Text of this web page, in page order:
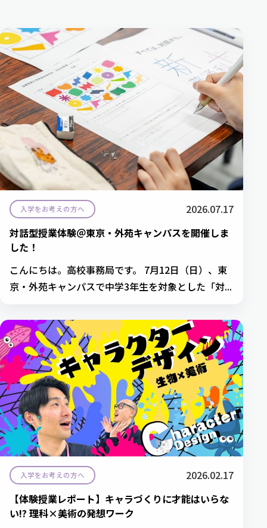
入学をお考えの方へ
2026.07.17
対話型授業体験＠東京・外苑キャンパスを開催しま
した！
こんにちは。高校事務局です。 7月12日（日）、東
京・外苑キャンパスで中学3年生を対象とした「対...
入学をお考えの方へ
2026.02.17
【体験授業レポート】キャラづくりに才能はいらな
い!? 理科×美術の発想ワーク